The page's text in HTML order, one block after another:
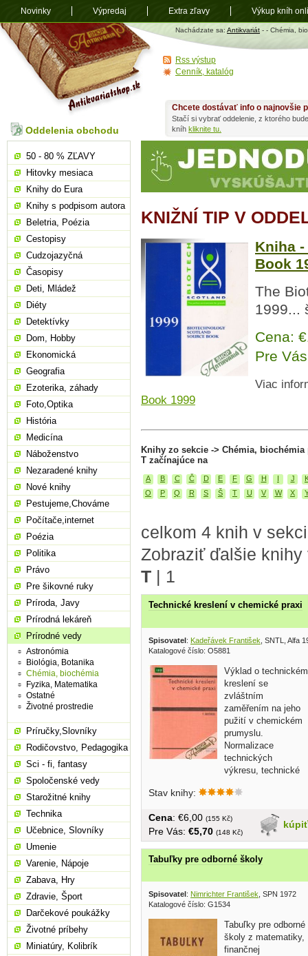
Antikvariát
shop.sk
Nachádzate sa: Antikvariát - - Chémia,
KNIŽNÍ TIP V
Kniha
Book
The
1999...
Cena:
Pre
Viac
Book 1999
Knihy zo sekcie -> Chémia,
T začínajúce na
A B C Č D E F G H I J
O
P Q R S Š T U V W X
celkom 4 knih v
Zobraziť ďalšie
T | 1
Technické kreslení v chemické praxi
Spisovatel: Kadeřávek František , SNTL, Alfa
Katalogové číslo: O5881
Výklad o technickém
kreslení se
zvláštním
zaměřením na jeho
pužití v chemickém
prumyslu.
Normalizace
technických
výkresu, technické
Stav knihy:
kúpiť
Cena: €6,00 (155 Kč)
Pre Vás: €5,70 (148 Kč)
Tabuľky pre odborné školy
Spisovatel : Nimrichter František, SPN 1972
Katalogové číslo: G1534
Tabuľky pre odborné
školy z matematiky,
finančnej
Chcete dostávať info o najnovšie
Stačí si vybrať oddelenie, z ktorého
kníh kliknite tu.
Oddelenia obchodu
50 - 80 % ZĽAVY
Hitovky mesiaca
Knihy do Eura
Knihy s podpisom autora
Beletria, Poézia
Cestopisy
Cudzojazyčná
Časopisy
Deti, Mládež
Diéty
Detektívky
Dom, Hobby
Ekonomická
Geografia
Ezoterika, záhady
Foto,Optika
História
Medicína
Náboženstvo
Nezaradené knihy
Nové knihy
Pestujeme,Chováme
Počítače,internet
Poézia
Politika
Právo
Pre šikovné ruky
Príroda, Javy
Prírodná lekáreň
Prírodné vedy
Astronómia
Biológia, Botanika
Chémia, biochémia
Fyzika, Matematika
Ostatné
Životné prostredie
Príručky,Slovníky
Rodičovstvo, Pedagogika
Sci - fi, fantasy
Spoločenské vedy
Starožitné knihy
Technika
Učebnice, Slovníky
Umenie
Varenie, Nápoje
Zabava, Hry
Zdravie, Šport
Darčekové poukážky
Životné príbehy
Miniatúry, Kolibrík
Rss výstup
Cenník, katalóg
Novinky Výpredaj Extra zľavy Výkup kníh